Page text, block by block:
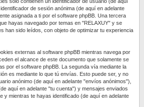
de sesión anónima (de aquí en adelante
asignada a ti por el software phpBB. Una tercera
hayas navegado por temas en "RELAXUY" y se
han sido leídos, con objeto de optimizar tu experiencia
externas al software phpBB mientras navega por
el alcance de este documento que solamente se
por el software phpBB. La segunda vía mediante la
es mediante lo que tú envías. Esto puede ser, y no
anónimo (de aquí en adelante "envíos anónimos"),
aquí en adelante "tu cuenta") y mensajes enviados
y mientras te hayas identificado (de aquí en adelante